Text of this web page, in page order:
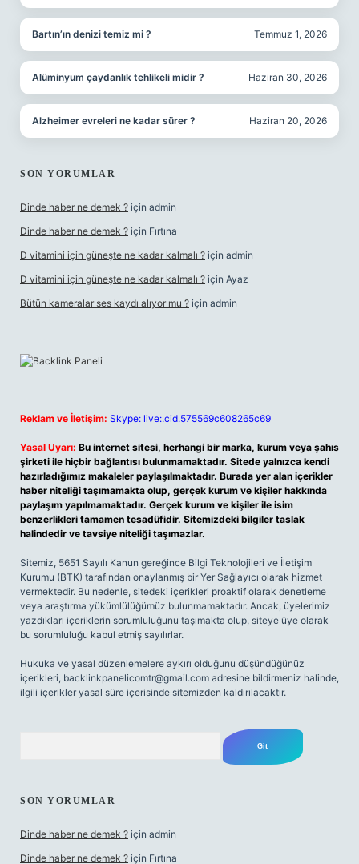
Bartın’ın denizi temiz mi ? Temmuz 1, 2026
Alüminyum çaydanlık tehlikeli midir ? Haziran 30, 2026
Alzheimer evreleri ne kadar sürer ? Haziran 20, 2026
SON YORUMLAR
Dinde haber ne demek ? için admin
Dinde haber ne demek ? için Fırtına
D vitamini için güneşte ne kadar kalmalı ? için admin
D vitamini için güneşte ne kadar kalmalı ? için Ayaz
Bütün kameralar ses kaydı alıyor mu ? için admin
Reklam ve İletişim: Skype: live:.cid.575569c608265c69
Yasal Uyarı: Bu internet sitesi, herhangi bir marka, kurum veya şahıs
şirketi ile hiçbir bağlantısı bulunmamaktadır. Sitede yalnızca kendi
hazırladığımız makaleler paylaşılmaktadır. Burada yer alan içerikler
haber niteliği taşımamakta olup, gerçek kurum ve kişiler hakkında
paylaşım yapılmamaktadır. Gerçek kurum ve kişiler ile isim
benzerlikleri tamamen tesadüfidir. Sitemizdeki bilgiler taslak
halindedir ve tavsiye niteliği taşımazlar.
Sitemiz, 5651 Sayılı Kanun gereğince Bilgi Teknolojileri ve İletişim
Kurumu (BTK) tarafından onaylanmış bir Yer Sağlayıcı olarak hizmet
vermektedir. Bu nedenle, sitedeki içerikleri proaktif olarak denetleme
veya araştırma yükümlülüğümüz bulunmamaktadır. Ancak, üyelerimiz
yazdıkları içeriklerin sorumluluğunu taşımakta olup, siteye üye olarak
bu sorumluluğu kabul etmiş sayılırlar.
Hukuka ve yasal düzenlemelere aykırı olduğunu düşündüğünüz
içerikleri, backlinkpanelicomtr@gmail.com adresine bildirmeniz halinde,
ilgili içerikler yasal süre içerisinde sitemizden kaldırılacaktır.
SON YORUMLAR
Dinde haber ne demek ? için admin
Dinde haber ne demek ? için Fırtına